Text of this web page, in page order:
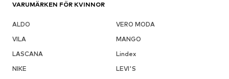
VARUMÄRKEN FÖR KVINNOR
ALDO
VERO MODA
VILA
MANGO
LASCANA
Lindex
NIKE
LEVI'S